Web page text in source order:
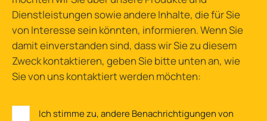
Dienstleistungen sowie andere Inhalte, die für Sie
von Interesse sein könnten, informieren. Wenn Sie
damit einverstanden sind, dass wir Sie zu diesem
Zweck kontaktieren, geben Sie bitte unten an, wie
Sie von uns kontaktiert werden möchten:
Ich stimme zu, andere Benachrichtigungen von